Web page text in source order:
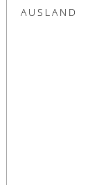
AUSLAND